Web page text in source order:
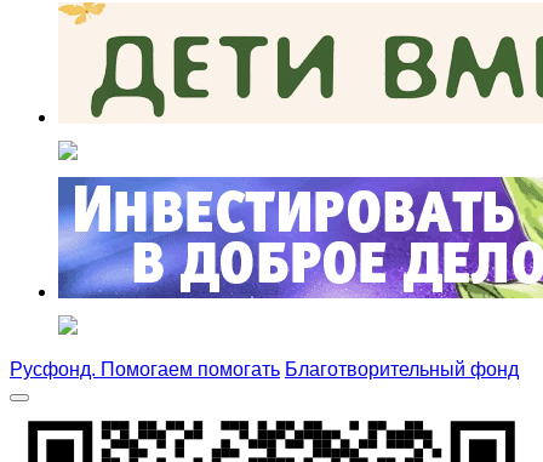
Русфонд. Помогаем помогать Благотворительный фонд